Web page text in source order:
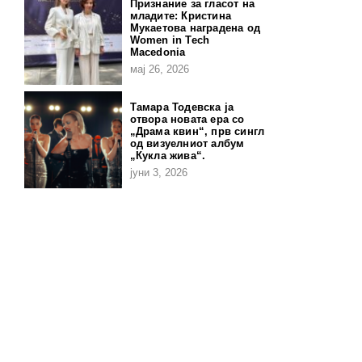
Признание за гласот на
младите: Кристина
Мукаетова наградена од
Women in Tech
Macedonia
мај 26, 2026
Тамара Тодевска ја
отвора новата ера со
„Драма квин“, прв сингл
од визуелниот албум
„Кукла жива“.
јуни 3, 2026